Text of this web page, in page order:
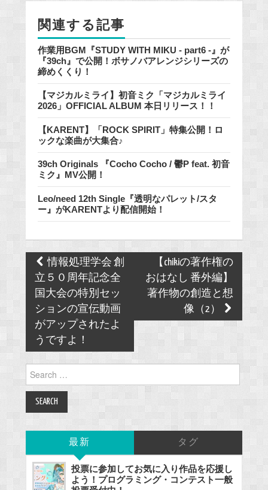
k
関連する記事
作業用BGM『STUDY WITH MIKU - part6 -』が
『39ch』で公開！ボサノバアレンジシリーズの
締めくくり！
【マジカルミライ】初音ミク「マジカルミライ
2026」OFFICIAL ALBUM 本日リリース！！
【KARENT】「ROCK SPIRIT」特集公開！ロ
ックな楽曲が大集合♪
39ch Originals 『Cocho Cocho / 鬱P feat. 初音
ミク』MV公開！
Leo/need 12th Single『透明なパレット/スタ
ー』がKARENTより配信開始！
Post
navigation
情報処理学会 創
立５０周年記念全
国大会の特別セッ
ションの宣伝動画
がアップされたよ
うですよ！
【chikiの著作権の
おはなし 番外編】
著作物の創造と想
像（2）
for:
最新 タグ
投票に参加してお気に入り作品を応援し
よう！プログラミング・コンテスト一般